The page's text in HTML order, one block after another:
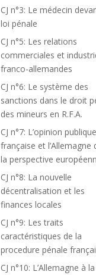
CJ n°3: Le médecin
loi pénale
CJ n°5: Les relations
commerciales et
franco-allemandes
CJ n°6: Le système des
sanctions dans le droit
des mineurs en R.F.A.
CJ n°7: L’opinion publique
française et l’Allemagne
la perspective
CJ n°8: La nouvelle
décentralisation et les
finances locales
CJ n°9: Les traits
caractéristiques de la
procedure pénale
CJ n°10: L’Allemagne à la